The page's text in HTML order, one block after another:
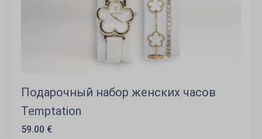
Подарочный набор женских часов
Temptation
59.00 €